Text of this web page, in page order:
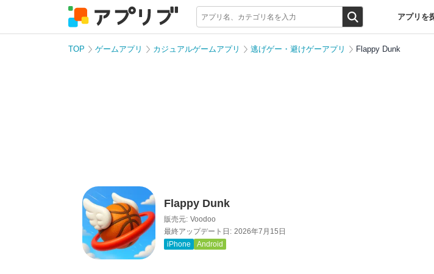
アプリを
TOP ゲームアプリ カジュアルゲームアプリ 逃げゲー・避けゲーアプリ Flappy Dunk
Flappy Dunk
販売元: Voodoo
最終アップデート日: 2026年7月15日
iPhone
Android